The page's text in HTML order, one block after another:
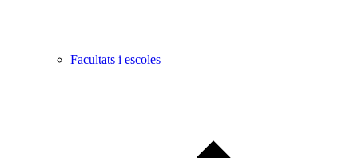
Facultats i escoles